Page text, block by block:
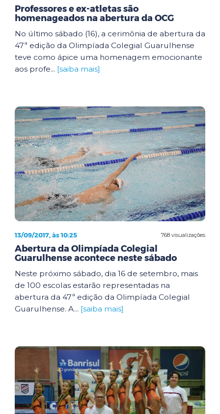
Professores e ex-atletas são
homenageados na abertura da OCG
No último sábado (16), a cerimônia de abertura da
47ª edição da Olimpíada Colegial Guarulhense
teve como ápice uma homenagem emocionante
aos profe... [saiba mais]
768 visualizações
13/09/2017, às 10:25
Abertura da Olimpíada Colegial
Guarulhense acontece neste sábado
Neste próximo sábado, dia 16 de setembro, mais
de 100 escolas estarão representadas na
abertura da 47ª edição da Olimpíada Colegial
Guarulhense. A... [saiba mais]